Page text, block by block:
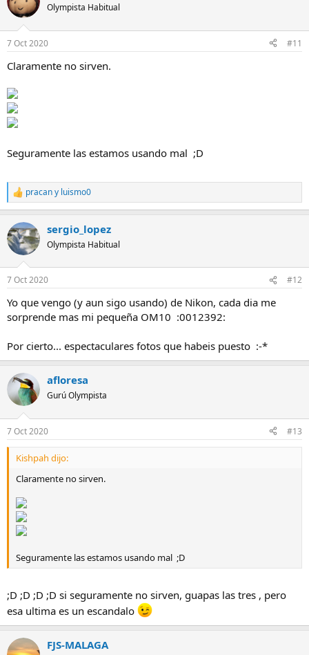
Olympista Habitual
7 Oct 2020 #11
Claramente no sirven.
Seguramente las estamos usando mal ;D
R
e
c
c
i
e
:
pracany luismo0
sergio_lopez
Olympista Habitual
7 Oct 2020 #12
Yo que vengo (y aun sigo usando) de Nikon, cada dia me
sorprende mas mi pequeña OM10 :0012392:
Por cierto... espectaculares fotos que habeis puesto :-*
afloresa
Gurú Olympista
7 Oct 2020 #13
Kishpah dijo:
Claramente no sirven.
Seguramente las estamos usando mal ;D
;D ;D ;D ;D si seguramente no sirven, guapas las tres , pero
esa ultima es un escandalo
FJS-MALAGA